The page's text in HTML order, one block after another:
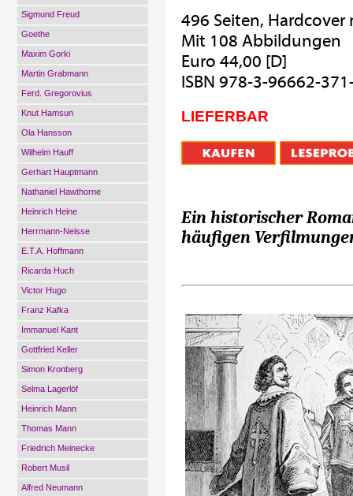
Sigmund Freud
Goethe
Maxim Gorki
Martin Grabmann
Ferd. Gregorovius
Knut Hamsun
Ola Hansson
Wilhelm Hauff
Gerhart Hauptmann
Nathaniel Hawthorne
Heinrich Heine
Herrmann-Neisse
E.T.A. Hoffmann
Ricarda Huch
Victor Hugo
Franz Kafka
Immanuel Kant
Gottfried Keller
Simon Kronberg
Selma Lagerlöf
Heinrich Mann
Thomas Mann
Friedrich Meinecke
Robert Musil
Alfred Neumann
496 Seiten,
Mit 108 Abbildungen
Euro 44,00 [D]
ISBN 978-3-96662-
LIEFERBAR
Ein historischer
häufigen